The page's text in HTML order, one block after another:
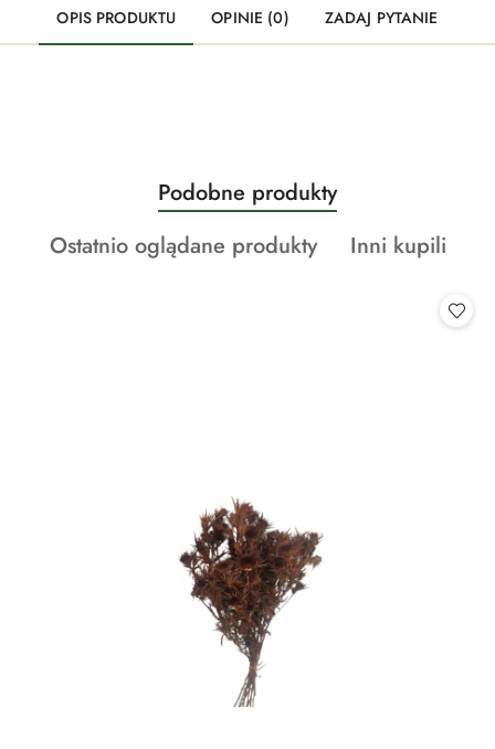
OPIS PRODUKTU OPINIE (0) ZADAJ PYTANIE
Pomiń karuzelę produktów
Produkty
o
statusie:
Podobne produkty
Produkty
Ostatnio oglądane produkty
Produkty
Inni kupili